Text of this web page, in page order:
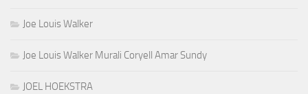
Joe Louis Walker
Joe Louis Walker Murali Coryell Amar Sundy
JOEL HOEKSTRA